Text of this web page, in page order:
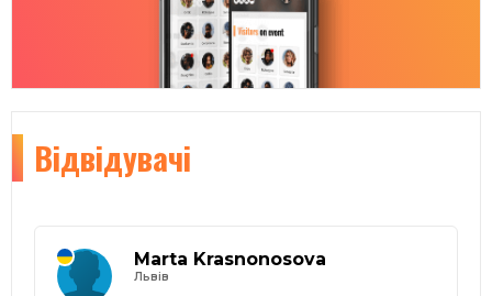
Відвідувачі
Marta Krasnonosova
Львів